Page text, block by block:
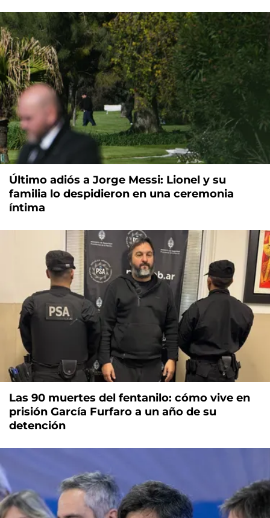
Último adiós a Jorge Messi: Lionel y su
familia lo despidieron en una ceremonia
íntima
Las 90 muertes del fentanilo: cómo vive en
prisión García Furfaro a un año de su
detención